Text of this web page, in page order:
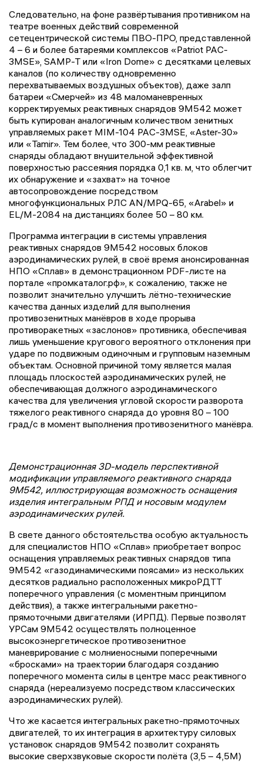
Следовательно, на фоне развёртывания противником на
театре военных действий современной
сетецентрической системы ПВО-ПРО, представленной
4 – 6 и более батареями комплексов «Patriot PAC-
3MSE», SAMP-T или «Iron Dome» с десятками целевых
каналов (по количеству одновременно
перехватываемых воздушных объектов), даже залп
батареи «Смерчей» из 48 маломаневренных
корректируемых реактивных снарядов 9М542 может
быть купирован аналогичным количеством зенитных
управляемых ракет MIM-104 PAC-3MSE, «Aster-30»
или «Tamir». Тем более, что 300-мм реактивные
снаряды обладают внушительной эффективной
поверхностью рассеяния порядка 0,1 кв. м, что облегчит
их обнаружение и «захват» на точное
автосопровождение посредством
многофункциональных РЛС AN/MPQ-65, «Arabel» и
EL/M-2084 на дистанциях более 50 – 80 км.
Программа интеграции в системы управления
реактивных снарядов 9М542 носовых блоков
аэродинамических рулей, в своё время анонсированная
НПО «Сплав» в демонстрационном PDF-листе на
портале «промкаталог.рф», к сожалению, также не
позволит значительно улучшить лётно-технические
качества данных изделий для выполнения
противозенитных манёвров в ходе прорыва
противоракетных «заслонов» противника, обеспечивая
лишь уменьшение кругового вероятного отклонения при
ударе по подвижным одиночным и групповым наземным
объектам. Основной причиной тому является малая
площадь плоскостей аэродинамических рулей, не
обеспечивающая должного аэродинамического
качества для увеличения угловой скорости разворота
тяжелого реактивного снаряда до уровня 80 – 100
град/с в момент выполнения противозенитного манёвра.
Демонстрационная 3D-модель перспективной
модификации управляемого реактивного снаряда
9М542, иллюстрирующая возможность оснащения
изделия интегральным РПД и носовым модулем
аэродинамических рулей.
В свете данного обстоятельства особую актуальность
для специалистов НПО «Сплав» приобретает вопрос
оснащения управляемых реактивных снарядов типа
9М542 «газодинамическими поясами» из нескольких
десятков радиально расположенных микроРДТТ
поперечного управления (с моментным принципом
действия), а также интегральными ракетно-
прямоточными двигателями (ИРПД). Первые позволят
УРСам 9М542 осуществлять полноценное
высокоэнергетическое противозенитное
маневрирование с молниеносными поперечными
«бросками» на траектории благодаря созданию
поперечного момента силы в центре масс реактивного
снаряда (нереализуемо посредством классических
аэродинамических рулей).
Что же касается интегральных ракетно-прямоточных
двигателей, то их интеграция в архитектуру силовых
установок снарядов 9М542 позволит сохранять
высокие сверхзвуковые скорости полёта (3,5 – 4,5М)